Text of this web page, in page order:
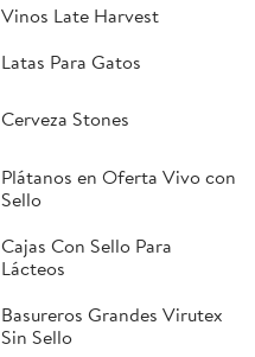
Vinos Late Harvest
Latas Para Gatos
Cerveza Stones
Plátanos en Oferta Vivo con
Sello
Cajas Con Sello Para
Lácteos
Basureros Grandes Virutex
Sin Sello